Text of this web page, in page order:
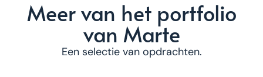
Meer van het portfolio
van Marte
Een selectie van opdrachten.